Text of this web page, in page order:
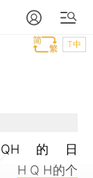
T中
的日
H Q H的个